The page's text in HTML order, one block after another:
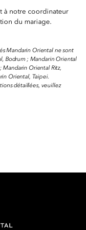
à notre coordinateur
du mariage.
Mandarin Oriental ne sont
Bodrum ; Mandarin Oriental
Oriental Ritz,
Oriental, Taipei.
détaillées, veuillez